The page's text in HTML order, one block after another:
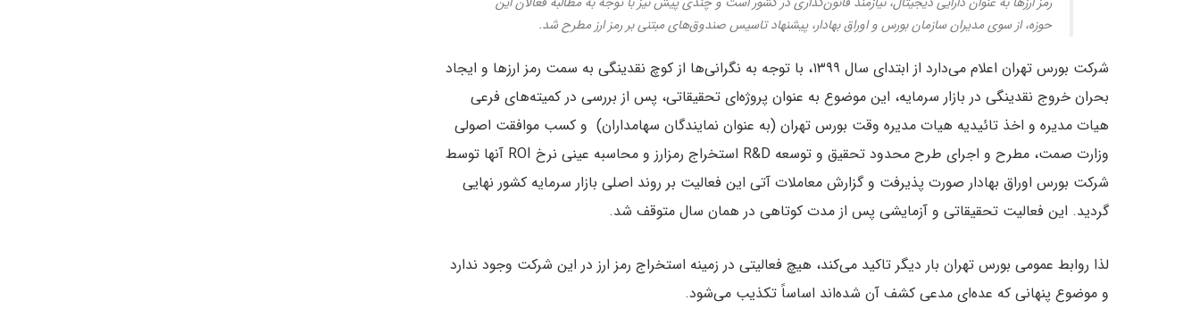
حوزه، از سوی مدیران سازمان بورس و اوراق بهادار، پیشنهاد تاسیس صندوق‌های مبتنی بر رمز ارز مطرح شد.
شرکت بورس تهران اعلام می‌دارد از ابتدای سال ۱۳۹۹، با توجه به نگرانی‌ها از کوچ نقدینگی به سمت رمز ارزها و ایجاد
بحران خروج نقدینگی در بازار سرمایه، این موضوع به عنوان پروژه‌ای تحقیقاتی، پس از بررسی در کمیته‌های فرعی
هیات مدیره و اخذ تائیدیه هیات مدیره وقت بورس تهران (به عنوان نمایندگان سهامداران) و کسب موافقت اصولی
وزارت صمت، مطرح و اجراى طرح محدود تحقیق و توسعه R&D استخراج رمزارز و محاسبه عینی نرخ ROI آنها توسط
شرکت بورس اوراق بهادار صورت پذیرفت و گزارش معاملات آتی این فعالیت بر روند اصلی بازار سرمایه کشور نهایی
گردید. این فعالیت تحقیقاتی و آزمایشی پس از مدت کوتاهی در همان سال متوقف شد.
لذا روابط عمومی بورس تهران بار دیگر تاکید می‌کند، هیچ فعالیتی در زمینه استخراج رمز ارز در این شرکت وجود ندارد
و موضوع پنهانی که عده‌ای مدعی کشف آن شده‌اند اساساً تکذیب می‌شود.